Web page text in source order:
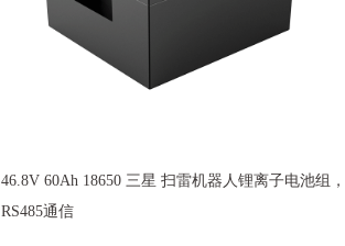
46.8V 60Ah 18650 三星 扫雷机器人锂离子电池组，
RS485通信